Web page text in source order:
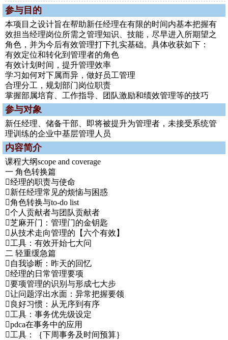
参与目的
本项目之设计旨在帮助新任经理在有限的时间内基本把握有
效担当经理岗位所需之管理知识、技能，尽早进入所期望之
角色，并为今后有效管理打下扎实基础。具体收获如下：
有效定位和转化到管理者的角色
有效计划时间，提升管理效率
学习如何对下属而异，做好员工管理
合理分工，规划部门岗位职责
掌握部属培育、工作指导、团队激励和绩效管理等的技巧
参与对象
新任经理、储备干部、即将被提升为管理者，未接受系统管
理训练的企业中基层管理人员
内容简介
课程大纲scope and coverage
一 角色转换篇
经理的职责与使命
新任经理常见的烦恼与困惑
角色转换与to-do list
个人贡献者与团队贡献者
芝麻开门：管理门的金钥匙
从技术走向管理的【六个有效】
工具：有效开始七大问
二 轻重缓急篇
自我诊断：昨天的回忆
经理的日常管理要项
要项管理的识别与形成七大步
让问题浮出水面：异常把握要领
良好习惯：从无序到有序
工具：事务优先级设定
pdca在事务中的应用
工具：｛下周事务及时间预算｝